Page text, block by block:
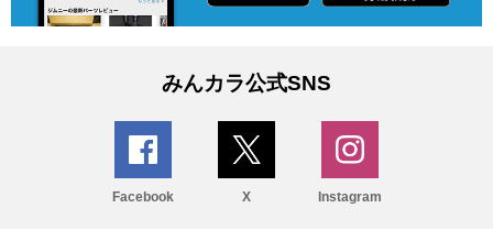
みんカラ公式SNS
Facebook X Instagram